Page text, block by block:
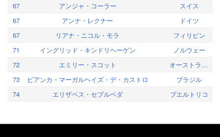
67
アンジャ・コーラー
スイス
67
アンナ・レクナー
ドイツ
67
リアナ・ニコル・モラ
フィリピン
71
イングリッド・キンドリヘーゲン
ノルウェー
72
エミリー・スコット
オーストラリア
73
ビアンカ・マーガルヘイズ・デ・カストロ
ブラジル
74
エリザベス・セプルベダ プエルトリコ